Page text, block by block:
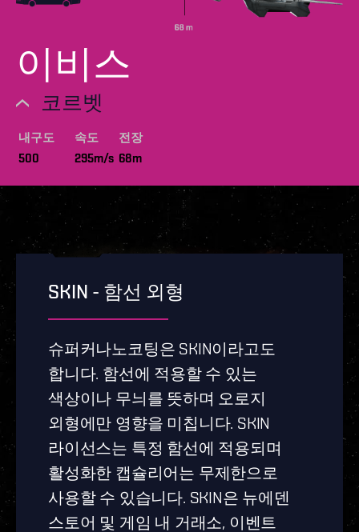
이비스
코르벳
내구도 속도
전장
500
295m/s 68m
SKIN - 함선 외형
슈퍼커나노코팅은 SKIN이라고도
합니다. 함선에 적용할 수 있는
색상이나 무늬를 뜻하며 오로지
외형에만 영향을 미칩니다. SKIN
라이선스는 특정 함선에 적용되며
활성화한 캡슐리어는 무제한으로
사용할 수 있습니다. SKIN은 뉴에덴
스토어 및 게임 내 거래소, 이벤트